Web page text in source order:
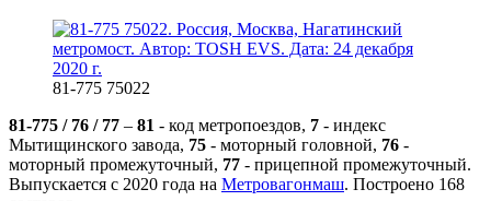
81-775 75022
81-775 / 76 / 77 – 81 - код метропоездов, 7 - индекс
Мытищинского завода, 75 - моторный головной, 76 -
моторный промежуточный, 77 - прицепной промежуточный.
Выпускается с 2020 года на Метровагонмаш. Построено 168